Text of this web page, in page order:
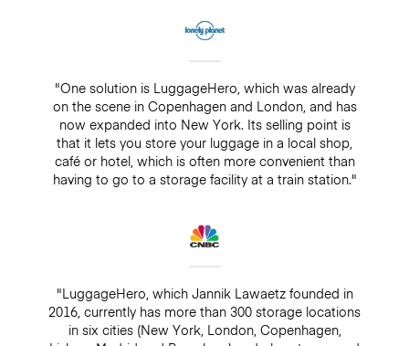
"One solution is LuggageHero, which was already
on the scene in Copenhagen and London, and has
now expanded into New York. Its selling point is
that it lets you store your luggage in a local shop,
café or hotel, which is often more convenient than
having to go to a storage facility at a train station."
"LuggageHero, which Jannik Lawaetz founded in
2016, currently has more than 300 storage locations
in six cities (New York, London, Copenhagen,